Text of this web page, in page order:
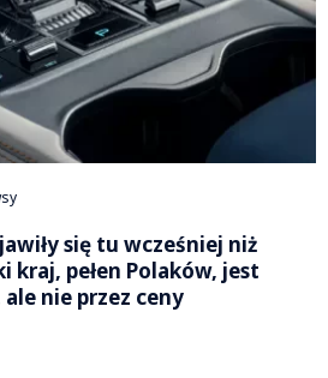
się tu wcześniej niż
kraj, pełen Polaków, jest
nie przez ceny